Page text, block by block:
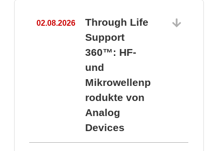
02.08.2026
Through Life
Support
360™: HF-
und
Mikrowellenp
rodukte von
Analog
Devices